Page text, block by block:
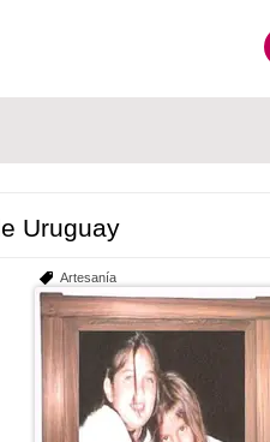
Uruguay
Artesanía